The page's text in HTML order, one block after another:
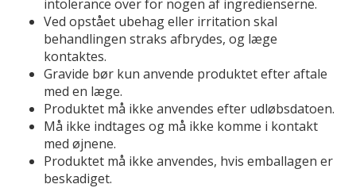
intolerance over for nogen af ingredienserne.
Ved opstået ubehag eller irritation skal
behandlingen straks afbrydes, og læge
kontaktes.
Gravide bør kun anvende produktet efter aftale
med en læge.
Produktet må ikke anvendes efter udløbsdatoen.
Må ikke indtages og må ikke komme i kontakt
med øjnene.
Produktet må ikke anvendes, hvis emballagen er
beskadiget.